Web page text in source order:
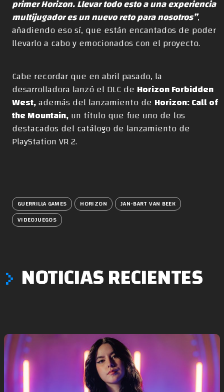
primer Horizon. Llevar todo esto a una experiencia
multijugador es un nuevo reto para nosotros”,
añadiendo eso sí, que están encantados de poder
llevarlo a cabo y emocionados con el proyecto.
Cabe recordar que en abril pasado, la
desarrolladora lanzó el DLC de Horizon Forbidden
West,además del lanzamiento de Horizon: Call of
the Mountain,un título que fue uno de los
destacados del catálogo de lanzamiento de
PlayStation VR 2.
GUERRILLA GAMES HORIZON
JAN-BART VAN BEEK
VIDEOJUEGOS
NOTICIAS RECIENTES